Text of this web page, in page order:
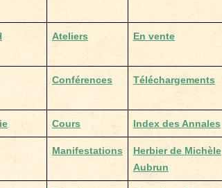
Ateliers En vente
Conférences Téléchargements
Cours Index des Annales
Manifestations
Herbier de Michèle
Aubrun